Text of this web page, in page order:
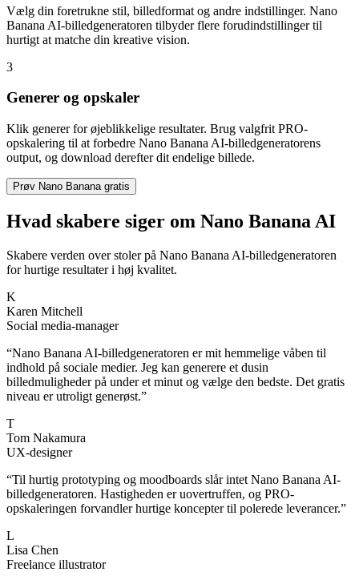
Vælg din foretrukne stil, billedformat og andre indstillinger. Nano
Banana AI-billedgeneratoren tilbyder flere forudindstillinger til
hurtigt at matche din kreative vision.
3
Generer og opskaler
Klik generer for øjeblikkelige resultater. Brug valgfrit PRO-
opskalering til at forbedre Nano Banana AI-billedgeneratorens
output, og download derefter dit endelige billede.
Prøv Nano Banana gratis
Hvad skabere siger om Nano Banana AI
Skabere verden over stoler på Nano Banana AI-billedgeneratoren
for hurtige resultater i høj kvalitet.
K
Karen Mitchell
Social media-manager
“Nano Banana AI-billedgeneratoren er mit hemmelige våben til
indhold på sociale medier. Jeg kan generere et dusin
billedmuligheder på under et minut og vælge den bedste. Det gratis
niveau er utroligt generøst.”
T
Tom Nakamura
UX-designer
“Til hurtig prototyping og moodboards slår intet Nano Banana AI-
billedgeneratoren. Hastigheden er uovertruffen, og PRO-
opskaleringen forvandler hurtige koncepter til polerede leverancer.”
L
Lisa Chen
Freelance illustrator